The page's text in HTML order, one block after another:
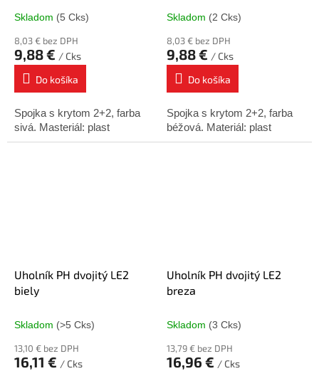
Skladom (5 Cks)
8,03 € bez DPH
9,88 € / Cks
Do košíka
Spojka s krytom 2+2, farba
sivá. Masteriál: plast
Skladom (2 Cks)
8,03 € bez DPH
9,88 € / Cks
Do košíka
Spojka s krytom 2+2, farba
béžová. Materiál: plast
Uholník PH dvojitý LE2
biely
Skladom (>5 Cks)
13,10 € bez DPH
16,11 € / Cks
Uholník PH dvojitý LE2
breza
Skladom (3 Cks)
13,79 € bez DPH
16,96 € / Cks